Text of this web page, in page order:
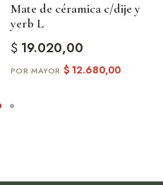
Mate de céramica c/dije y
yerb L
$19.020,00
$12.680,00